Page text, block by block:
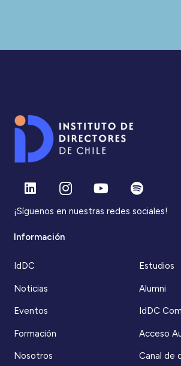
¡Síguenos en nuestras redes sociales!
Información
IdDC
Noticias
Eventos
Formación
Nosotros
Estudios
Alumni
IdDC
Acceso
Canal de